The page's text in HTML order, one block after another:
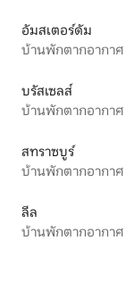
อัมสเตอร์ดัม
บ้านพักตากอากาศ
บรัสเซลส์
บ้านพักตากอากาศ
สทราซบูร์
บ้านพักตากอากาศ
ลีล
บ้านพักตากอากาศ